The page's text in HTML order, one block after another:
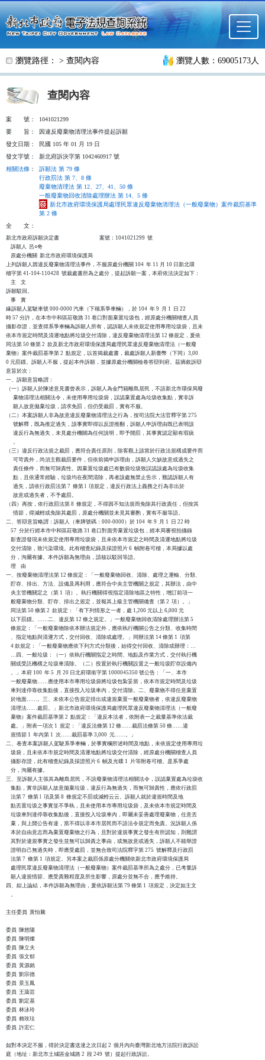
跳至主要內容
瀏覽路徑： > 查閱內容 瀏覽人數：69005173人
查閱內容
案 號：
1041021299
要
旨：
因違反廢棄物清理法事件提起訴願
發文日期：
民國 105 年 01 月 19 日
發文字號：
新北府訴決字第 1042460917 號
相關法條 ：
訴願法 第 79 條
行政罰法 第 7、8 條
廢棄物清理法 第 12、27、41、50 條
一般廢棄物回收清除處理辦法 第 14、5 條
新北市政府環境保護局處理民眾違反廢棄物清理法（一般廢棄物）案件裁罰基準
第 2 條
全
文：
新北市政府訴願決定書                                  案號：1041021299  號
    訴願人  呂○奇
    原處分機關  新北市政府環境保護局
上列訴願人因違反廢棄物清理法事件，不服原處分機關 104  年 11 月 10 日新北環
稽字第 41-104-110428  號裁處書所為之處分，提起訴願一案，本府依法決定如下：
    主    文
訴願駁回。
    事    實
緣訴願人駕駛車號 000-0000 汽車（下稱系爭車輛），於 104  年 9  月 1  日 22
時 57 分許，在本市中和區莊敬路 31 巷口對面棄置垃圾包，經原處分機關稽查人員
攝影存證，並查得系爭車輛為訴願人所有，認訴願人未依規定使用專用垃圾袋，且未
依本市規定時間及清運地點將垃圾交付清除，違反廢棄物清理法第 12 條規定，爰依
同法第 50 條第 2  款及新北市政府環境保護局處理民眾違反廢棄物清理法（一般廢
棄物）案件裁罰基準第 2  點規定，以首揭裁處書，裁處訴願人新臺幣（下同）3,00
0 元罰鍰。訴願人不服，提起本件訴願，並據原處分機關檢卷答辯到府。茲摘敘訴辯
意旨於次：
一、訴願意旨略謂：
（一）訴願人於陳述意見書曾表示，訴願人為金門籍離島居民，不諳新北市環保局廢
      棄物清理法相關法令，未使用專用垃圾袋，誤認棄置處為垃圾收集點，實非訴
      願人故意拋棄垃圾，請求免罰，但仍受裁罰，實有不服。
（二）本案訴願人非為故意違反廢棄物清理法之行為，按司法院大法官釋字第 275
      號解釋，既為推定過失，該事實即得以反證推翻，訴願人申訴理由既已表明該
      違反行為無過失，未見處分機關為任何說明，即予開罰，其事實認定顯有瑕疵
      。
（三）違反行政法規之裁罰，應符合責任原則，除客觀上該當於行政法規構成要件而
      可苛責外，尚須主觀裁罰要件，但依前揭申訴理由，訴願人欠缺故意或過失之
      責任條件，而無可歸責性。因棄置垃圾處已有數袋垃圾致誤認該處為垃圾收集
      點，且依通常經驗，垃圾均在夜間清除，再者該處無禁止告示，難認訴願人有
      過失，請依行政罰法第 7  條第 l  項規定，違反行政法上義務之行為非出於
      故意或過失者，不予處罰。
（四）再按，依行政罰法第 8  條規定，不得因不知法規而免除其行政責任，但按其
      情節，得減輕或免除其處罰，原處分機關並未見其審酌，實有不服等語。
二、答辯意旨略謂：訴願人（車牌號碼：000-0000）於 104  年 9  月 1  日 22 時
    57  分於行經本市中和區莊敬路 31 巷口對面旁棄置垃圾包，經本局審視拍攝錄
    影查證發現未依規定使用專用垃圾袋，且未依本市規定之時間及清運地點將垃圾
    交付清除，致污染環境。此有稽查紀錄及採證照片 6  幀附卷可稽，本局據以處
    分，洵屬有據。本件訴願為無理由，請核以駁回等語。
    理    由
一、按廢棄物清理法第 12 條規定：「一般廢棄物回收、清除、處理之運輸、分類、
    貯存、排出、方法、設備及再利用，應符合中央主管機關之規定，其辦法，由中
    央主管機關定之（第 1  項）。執行機關得視指定清除地區之特性，增訂前項一
    般廢棄物分類、貯存、排出之規定，並報其上級主管機關備查（第 2  項）。」
    同法第 50 條第 2  款規定：「有下列情形之一者，處 1,200 元以上 6,000 元
    以下罰鍰。……二、違反第 12 條之規定。」一般廢棄物回收清除處理辦法第 5
    條規定：「一般廢棄物除依本辦法規定外，應依執行機關公告之分類、收集時間
    、指定地點與清運方式，交付回收、清除或處理。」同辦法第 14 條第 1  項第
    4 款規定：「一般廢棄物應依下列方式分類後，始得交付回收、清除或辦理：…
    …四、一般垃圾：（一）依執行機關指定之時間、地點及作業方式，交付執行機
    關或受託機構之垃圾車清除。（二）投置於執行機關設置之一般垃圾貯存設備內
    。」本府 100  年 5  月 20 日北府環衛字第 1000045350 號公告：「一、本市
    一般廢棄物……應使用本市專用垃圾袋將垃圾包紮妥當，依本市規定時間及垃圾
    車到達停靠收集點後，直接投入垃圾車內，交付清除。二、廢棄物不得任意棄置
    於地面……。三、未依本公告規定排出或違規棄置一般廢棄物者，依違反廢棄物
    清理法……處罰。」新北市政府環境保護局處理民眾違反廢棄物清理法（一般廢
    棄物）案件裁罰基準第 2  點規定：「違反本法者，依附表一之裁量基準依法裁
    處。」附表一項次 1  規定：「違反法條第 12 條……裁罰法條第 50 條……違
    規情節 1  年內第 1  次……裁罰基準 3,000  元……。」
二、卷查本案訴願人駕駛系爭車輛，於事實欄所述時間及地點，未依規定使用專用垃
    圾袋，且未依本市規定時間及清運地點將垃圾交付清除，經原處分機關稽查人員
    攝影存證，此有稽查紀錄及採證照片 6  幀及光碟 1  片等附卷可稽。是系爭處
    分，洵屬有據。
三、至訴願人主張其為離島居民，不諳廢棄物清理法相關法令，誤認棄置處為垃圾收
    集點，實非訴願人故意拋棄垃圾，違反行為無過失，而無可歸責性，應依行政罰
    法第 7  條第 l  項及第 8  條規定不罰或減輕云云。訴願人就於違規時間及地
    點丟置垃圾之事實並不爭執，且未使用本市專用垃圾袋，及未依本市規定時間及
    垃圾車到達停靠收集點後，直接投入垃圾車內，即屬未妥善處理廢棄物，任意丟
    棄，與上開公告有違，當不得以非本市居民而不諳法令規定而免責。況訴願人係
    本於自由意志而為棄置廢棄物之行為，且對於違規事實之發生有所認知，則難謂
    其對於違規事實之發生並無可以歸責之事由，或無故意或過失，訴願人不能舉證
    證明自己無過失時，即應受處罰，並無合致司法院釋字第 275  號解釋及行政罰
    法第 7  條第 1  項規定。另本案之裁罰係原處分機關依新北市政府環境保護局
    處理民眾違反廢棄物清理法（一般廢棄物）案件裁罰基準所為之處分，已考量訴
    願人違規情節、應受責難程度及所生影響，原處分並無不合，應予維持。
四、綜上論結，本件訴願為無理由，爰依訴願法第 79 條第 1  項規定，決定如主文
    。
主任委員  黃怡騰
委員  陳慈陽
委員  陳明燦
委員  陳立夫
委員  張文郁
委員  黃源銘
委員  劉宗德
委員  景玉鳳
委員  王藹芸
委員  劉定基
委員  林泳玲
委員  賴玫珪
委員  許宏仁
如對本決定不服，得於決定書送達之次日起 2  個月內向臺灣新北地方法院行政訴訟
庭（地址：新北市土城區金城路 2  段 249  號）提起行政訴訟。